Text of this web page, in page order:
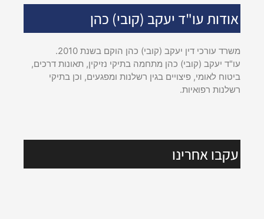
אודות עו"ד יעקב (קובי) כהן
משרד עורכי דין יעקב (קובי) כהן הוקם בשנת 2010.
עו"ד יעקב (קובי) כהן מתחמה בתיקי נזיקין, תאונות דרכים,
ביטוח לאומי, פיצויים בגין רשלנות ומפגעים, וכן בתיקי
רשלנות רפואיות.
עקבו אחרינו